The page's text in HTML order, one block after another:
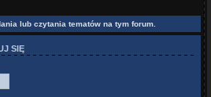
lub czytania tematów na tym forum.
SIĘ